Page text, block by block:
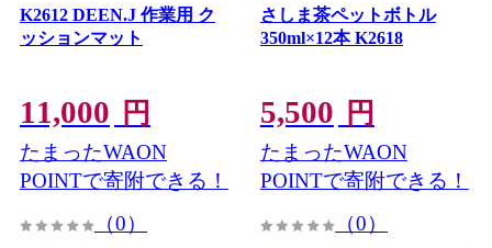
K2612 DEEN.J 作業用 ク
ッションマット
11,000 円
たまったWAON
POINTで寄附できる！
（0）
さしま茶ペットボトル
350ml×12本 K2618
5,500 円
たまったWAON
POINTで寄附できる！
（0）